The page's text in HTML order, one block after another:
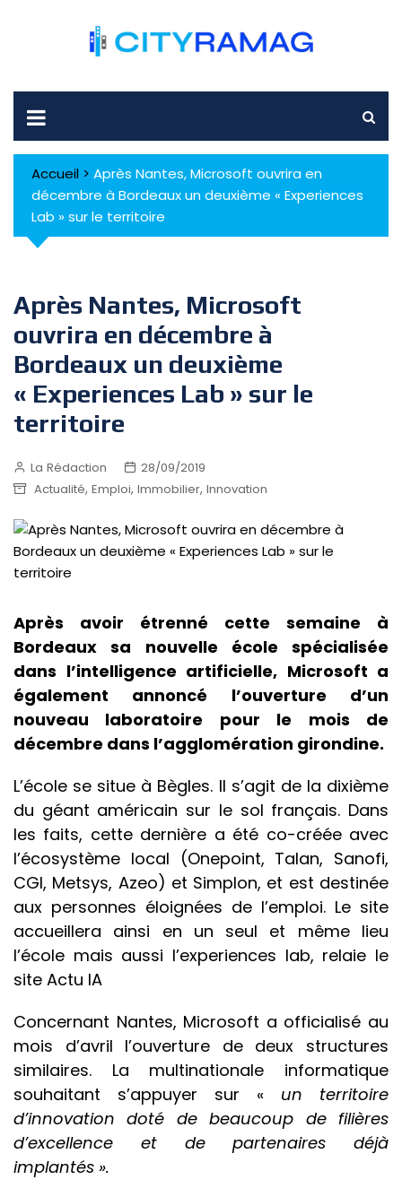
Accueil > Après Nantes, Microsoft ouvrira en
décembre à Bordeaux un deuxième « Experiences
Lab » sur le territoire
Après Nantes, Microsoft
ouvrira en décembre à
Bordeaux un deuxième
« Experiences Lab » sur le
territoire
La Rédaction
28/09/2019
Actualité, Emploi, Immobilier, Innovation
Après avoir étrenné cette semaine à
Bordeaux sa nouvelle école spécialisée
dans l’intelligence artificielle, Microsoft a
également annoncé l’ouverture d’un
nouveau laboratoire pour le mois de
décembre dans l’agglomération girondine.
L’école se situe à Bègles. Il s’agit de la dixième
du géant américain sur le sol français. Dans
les faits, cette dernière a été co-créée avec
l’écosystème local (Onepoint, Talan, Sanofi,
CGI, Metsys, Azeo) et Simplon, et est destinée
aux personnes éloignées de l’emploi. Le site
accueillera ainsi en un seul et même lieu
l’école mais aussi l’experiences lab, relaie le
site Actu IA
Concernant Nantes, Microsoft a officialisé au
mois d’avril l’ouverture de deux structures
similaires. La multinationale informatique
souhaitant s’appuyer sur « un
territoire
d’innovation doté de beaucoup de filières
d’excellence et de partenaires déjà
implantés ».